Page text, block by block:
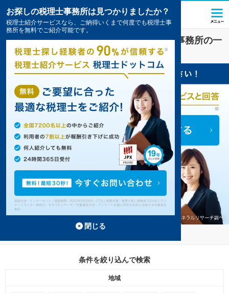
その他業界に強い岡山県の税理士・会計事務所の一
覧11件掲載中
条件を絞り込んで検索
地域
お探しの税理士事務所は見つかりましたか？
税理士紹介サービスなら、ご納得いくまで何度でも税理士事
務所を無料でご紹介可能です。
閉じる